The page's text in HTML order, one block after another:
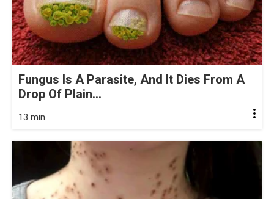
Fungus Is A Parasite, And It Dies From A
Drop Of Plain...
13 min